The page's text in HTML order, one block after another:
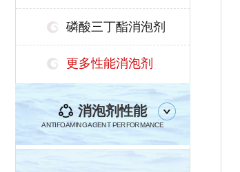
磷酸三丁酯消泡剂
更多性能消泡剂
消泡剂性能
ANTIFOAMING AGENT PERFORMANCE